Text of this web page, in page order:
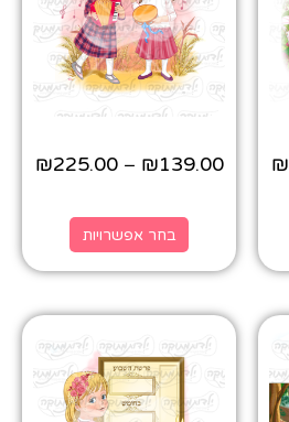
₪
₪139.00
–
₪225.00
בחר אפשרויות